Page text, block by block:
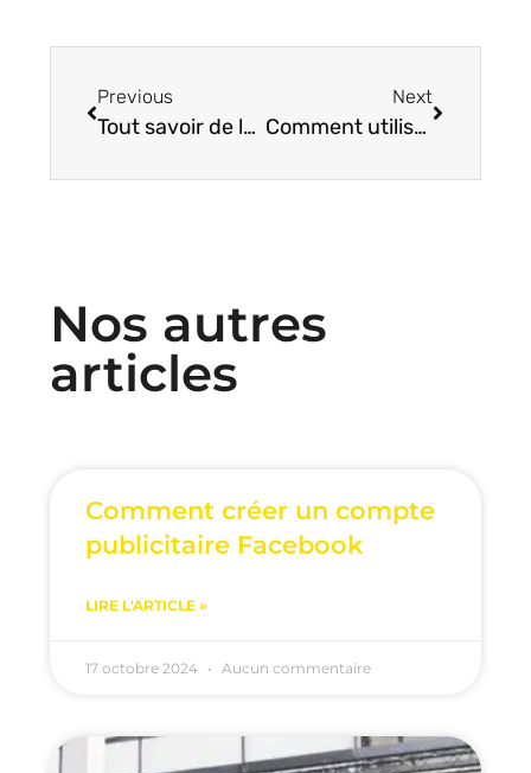
Previous
Tout savoir de la publicité en ligne
Next
Comment utiliser Google Merchant Center ?
Nos autres
articles
Comment créer un compte
publicitaire Facebook
LIRE L'ARTICLE »
17 octobre 2024 Aucun commentaire